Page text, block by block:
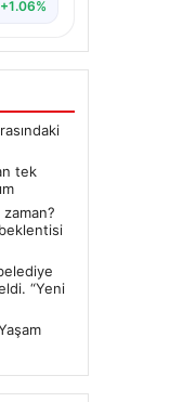
tek
“Yeni